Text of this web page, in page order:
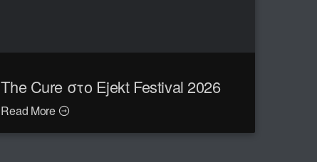
The Cure στο Ejekt Festival 2026
Read More